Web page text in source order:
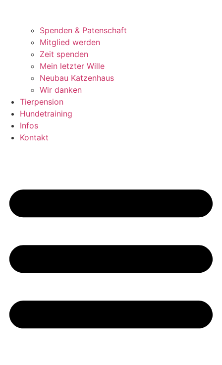
Spenden & Patenschaft
Mitglied werden
Zeit spenden
Mein letzter Wille
Neubau Katzenhaus
Wir danken
Tierpension
Hundetraining
Infos
Kontakt